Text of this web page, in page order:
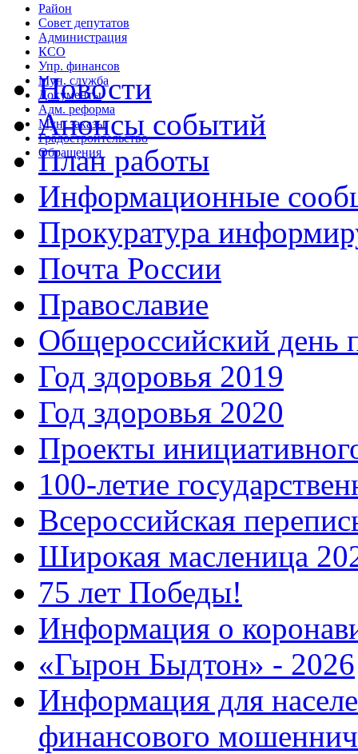
Район
Совет депутатов
Администрация
КСО
Упр. финансов
Мун. служба
Документы
Адм. реформа
Мун. заказы
Градостроительство
Обращения
Новости
Анонсы событий
План работы
Информационные
Прокуратура
Почта России
Православие
Общероссийский день
Год здоровья 2019
Год здоровья 2020
Проекты
100-летие
Всероссийская
Широкая масленица
75 лет Победы!
Информация о
«Гырон Быдтон» - 2026
Информация для
финансового